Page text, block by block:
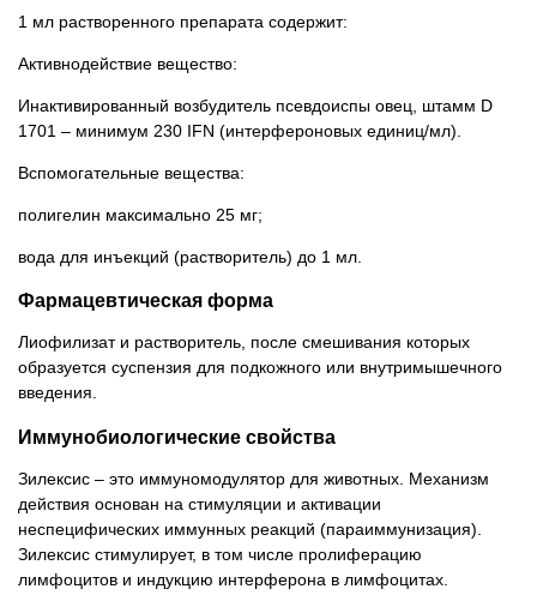
1 мл растворенного препарата содержит:
Активнодействие вещество:
Инактивированный возбудитель псевдоиспы овец, штамм D
1701 – минимум 230 IFN (интерфероновых единиц/мл).
Вспомогательные вещества:
полигелин максимально 25 мг;
вода для инъекций (растворитель) до 1 мл.
Фармацевтическая форма
Лиофилизат и растворитель, после смешивания которых
образуется суспензия для подкожного или внутримышечного
введения.
Иммунобиологические свойства
Зилексис – это иммуномодулятор для животных. Механизм
действия основан на стимуляции и активации
неспецифических иммунных реакций (параиммунизация).
Зилексис стимулирует, в том числе пролиферацию
лимфоцитов и индукцию интерферона в лимфоцитах.